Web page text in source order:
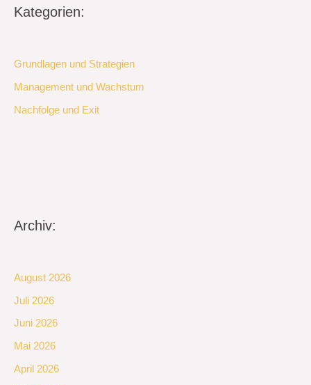
Kategorien:
Grundlagen und Strategien
Management und Wachstum
Nachfolge und Exit
Archiv:
August 2026
Juli 2026
Juni 2026
Mai 2026
April 2026